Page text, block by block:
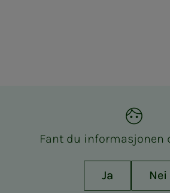
Fant du in­­­for­­­ma­­­sjo­­­nen
Ja Nei